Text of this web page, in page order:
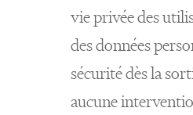
vie privée des
des données
sécurité dès la
aucune